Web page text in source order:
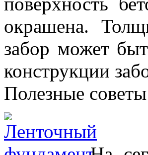
окрашена.
забор может
конструкции
Полезные советы